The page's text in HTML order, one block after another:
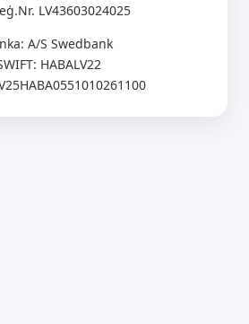
LV43603024025
A/S Swedbank
HABALV22